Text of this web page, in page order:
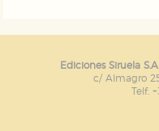
Ediciones Siruela
c/ Almagro
Telf.